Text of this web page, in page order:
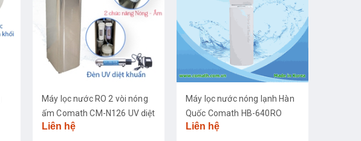
Máy lọc nước RO 2 vòi nóng
ấm Comath CM-N126 UV diệt
khuẩn
Liên hệ
Máy lọc nước nóng lạnh Hàn
Quốc Comath HB-640RO
Liên hệ